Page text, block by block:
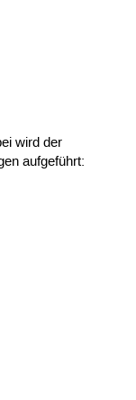
wird der
aufgeführt: